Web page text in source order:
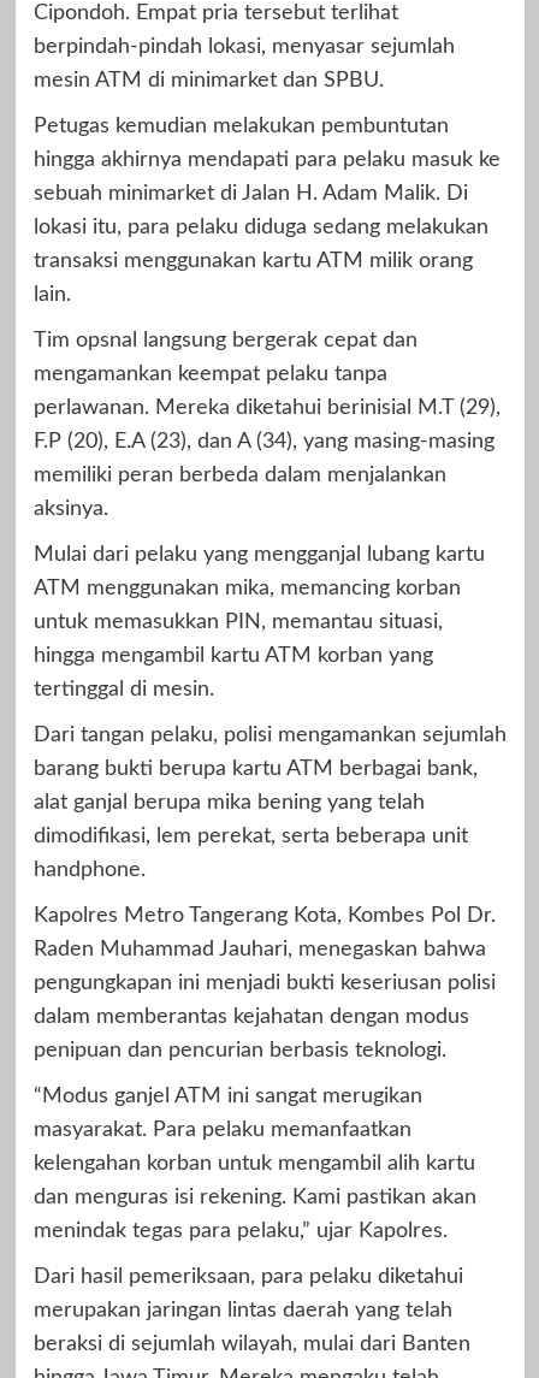
Cipondoh. Empat pria tersebut terlihat
berpindah-pindah lokasi, menyasar sejumlah
mesin ATM di minimarket dan SPBU.
Petugas kemudian melakukan pembuntutan
hingga akhirnya mendapati para pelaku masuk ke
sebuah minimarket di Jalan H. Adam Malik. Di
lokasi itu, para pelaku diduga sedang melakukan
transaksi menggunakan kartu ATM milik orang
lain.
Tim opsnal langsung bergerak cepat dan
mengamankan keempat pelaku tanpa
perlawanan. Mereka diketahui berinisial M.T (29),
F.P (20), E.A (23), dan A (34), yang masing-masing
memiliki peran berbeda dalam menjalankan
aksinya.
Mulai dari pelaku yang mengganjal lubang kartu
ATM menggunakan mika, memancing korban
untuk memasukkan PIN, memantau situasi,
hingga mengambil kartu ATM korban yang
tertinggal di mesin.
Dari tangan pelaku, polisi mengamankan sejumlah
barang bukti berupa kartu ATM berbagai bank,
alat ganjal berupa mika bening yang telah
dimodifikasi, lem perekat, serta beberapa unit
handphone.
Kapolres Metro Tangerang Kota, Kombes Pol Dr.
Raden Muhammad Jauhari, menegaskan bahwa
pengungkapan ini menjadi bukti keseriusan polisi
dalam memberantas kejahatan dengan modus
penipuan dan pencurian berbasis teknologi.
“Modus ganjel ATM ini sangat merugikan
masyarakat. Para pelaku memanfaatkan
kelengahan korban untuk mengambil alih kartu
dan menguras isi rekening. Kami pastikan akan
menindak tegas para pelaku,” ujar Kapolres.
Dari hasil pemeriksaan, para pelaku diketahui
merupakan jaringan lintas daerah yang telah
beraksi di sejumlah wilayah, mulai dari Banten